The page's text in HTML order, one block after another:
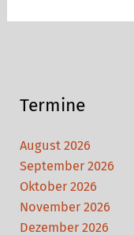
Termine
August 2026
September 2026
Oktober 2026
November 2026
Dezember 2026